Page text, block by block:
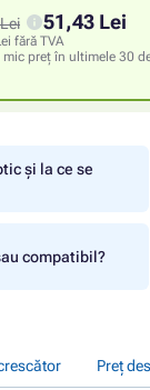
51,43 Lei
fără TVA
mic preț în ultimele 30
și la ce se
compatibil?
Preț